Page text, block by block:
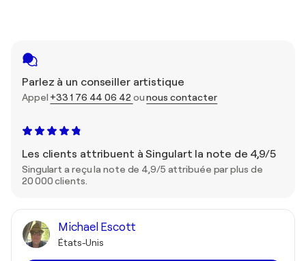
Parlez à un conseiller artistique
Appel +33 1 76 44 06 42 ounous contacter
Les clients attribuent à Singulart la note de 4,9/5
Singulart a reçu la note de 4,9/5 attribuée par plus de
20 000 clients.
Michael Escott
États-Unis